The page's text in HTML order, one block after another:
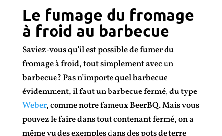
Le fumage du fromage
à froid au barbecue
Saviez-vous qu’il est possible de fumer du
fromage à froid, tout simplement avec un
barbecue? Pas n’importe quel barbecue
évidemment, il faut un barbecue fermé, du type
Weber, comme notre fameux BeerBQ. Mais vous
pouvez le faire dans tout contenant fermé, on a
même vu des exemples dans des pots de terre